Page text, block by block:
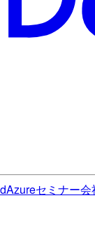
Azureセミナー会